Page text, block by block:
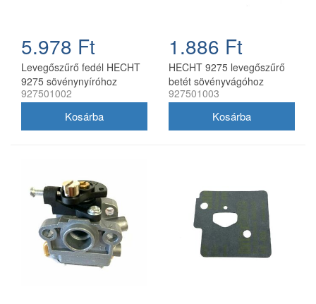
5.978 Ft
Levegőszűrő fedél HECHT
9275 sövénynyíróhoz
927501002
927501002
1.886 Ft
HECHT 9275 levegőszűrő
betét sövényvágóhoz
927501003